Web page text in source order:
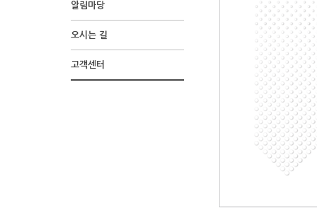
알림마당
오시는 길
고객센터